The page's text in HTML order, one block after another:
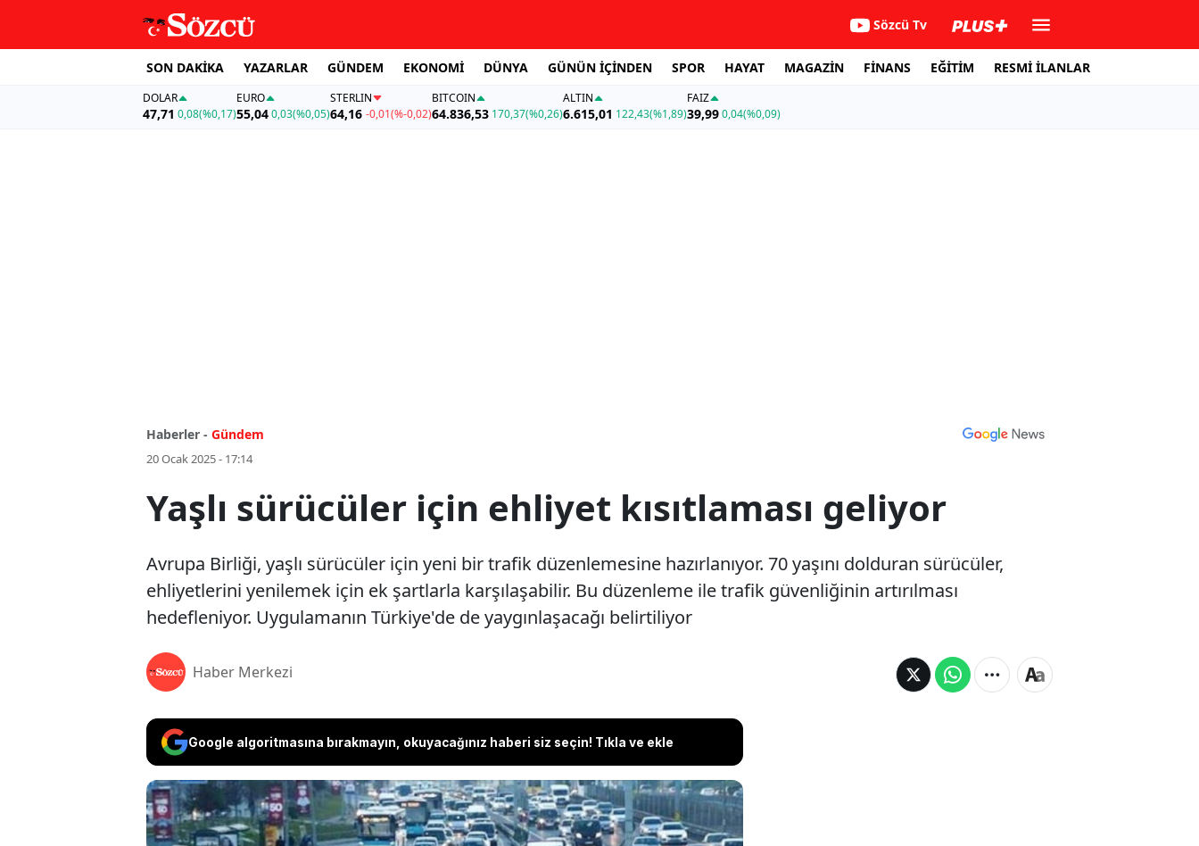
Sözcü Tv
SON DAKİKA YAZARLAR GÜNDEM EKONOMİ DÜNYA GÜNÜN İÇİNDEN SPOR HAYAT MAGAZİN FİNANS EĞİTİM RESMİ İLANLAR
DOLAR
47,71 0,08(%0,17)
EURO
55,04 0,03(%0,05)
STERLIN
64,16 -0,01(%-0,02)
BITCOIN
64.836,53 170,37(%0,26)
ALTIN
6.615,01 122,43(%1,89)
FAİZ
39,990,04(%0,09)
Haberler - Gündem
20 Ocak 2025 - 17:14
Yaşlı sürücüler için ehliyet kısıtlaması geliyor
Avrupa Birliği, yaşlı sürücüler için yeni bir trafik düzenlemesine hazırlanıyor. 70 yaşını dolduran sürücüler,
ehliyetlerini yenilemek için ek şartlarla karşılaşabilir. Bu düzenleme ile trafik güvenliğinin artırılması
hedefleniyor. Uygulamanın Türkiye'de de yaygınlaşacağı belirtiliyor
Haber Merkezi
Google algoritmasına bırakmayın, okuyacağınız haberi siz seçin! Tıkla ve ekle